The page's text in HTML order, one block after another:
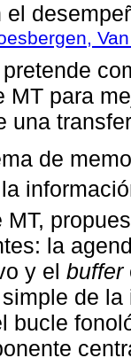
MT para
una
de
MT,
la
y el buffer
de
bucle